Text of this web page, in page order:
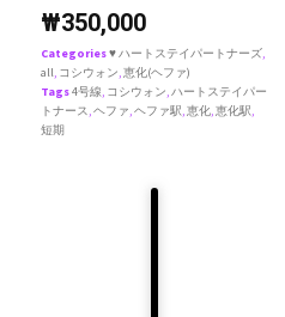
₩350,000
Categories♥ ハートステイパートナーズ,
all, コシウォン,恵化(ヘファ)
Tags4号線, コシウォン,ハートステイパー
トナース,ヘファ,ヘファ駅,恵化,恵化駅,
短期